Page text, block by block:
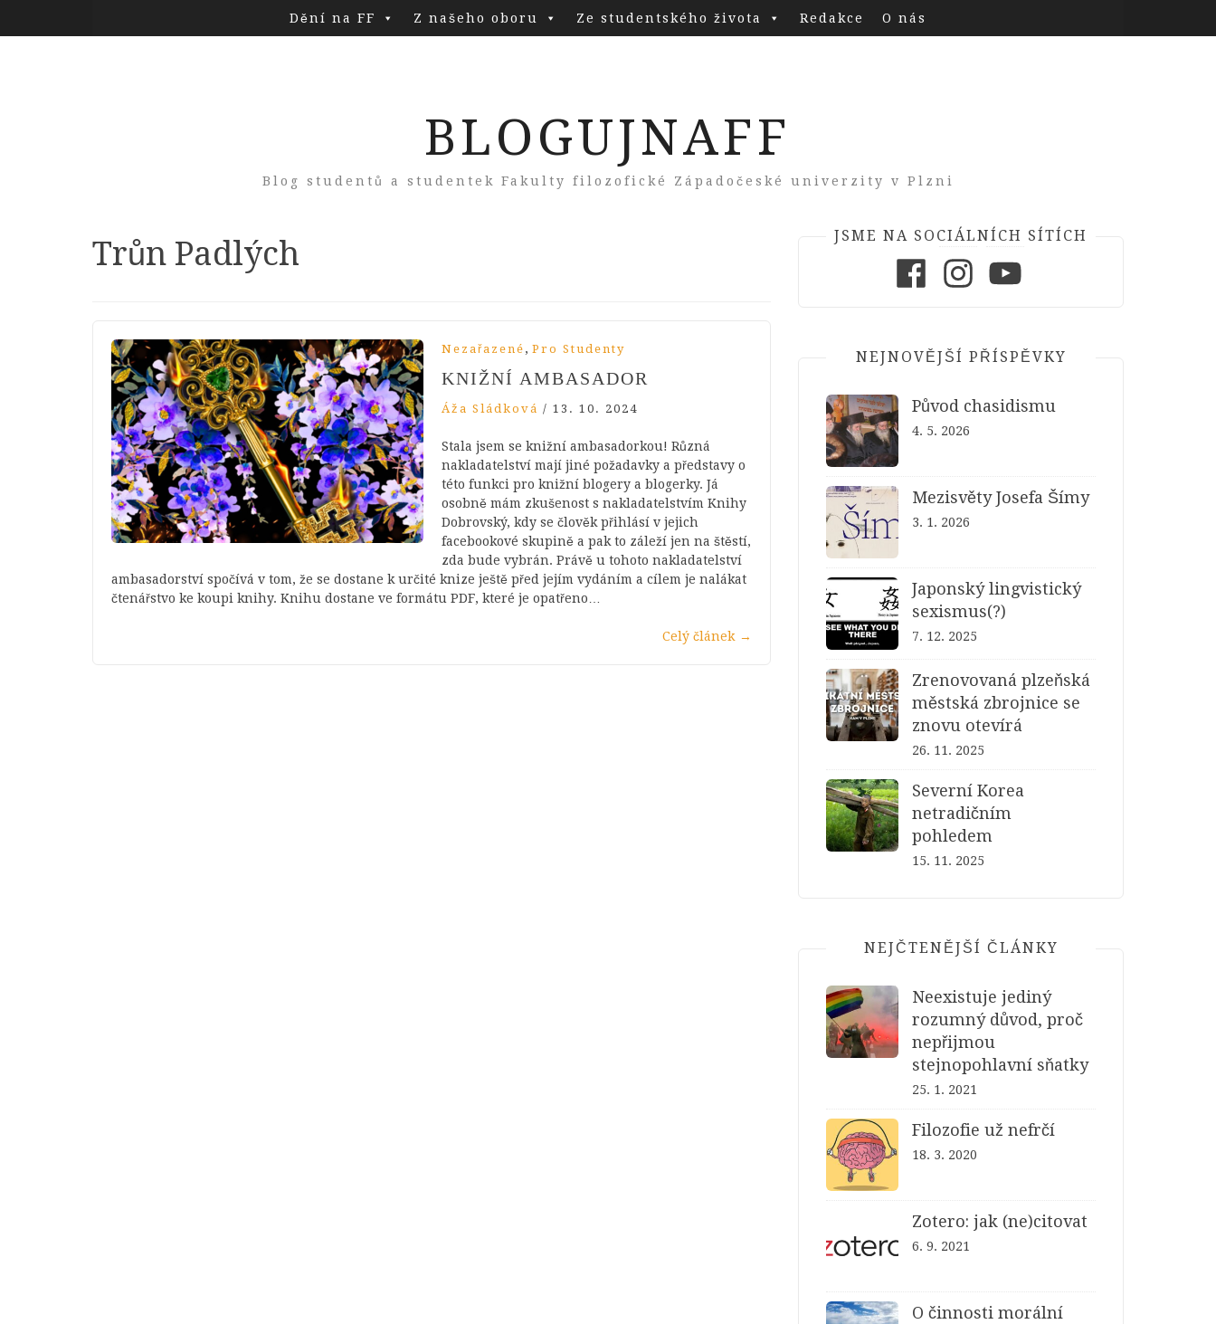
Dění na FF Z našeho oboru Ze studentského života Redakce O nás
BLOGUJNAFF
Blog studentů a studentek Fakulty filozofické Západočeské univerzity v Plzni
Tag:
Trůn Padlých
Nezařazené , Pro Studenty
KNIŽNÍ AMBASADOR
Áža Sládková / 13. 10. 2024
Stala jsem se knižní ambasadorkou! Různá
nakladatelství mají jiné požadavky a představy o
této funkci pro knižní blogery a blogerky. Já
osobně mám zkušenost s nakladatelstvím Knihy
Dobrovský, kdy se člověk přihlásí v jejich
facebookové skupině a pak to záleží jen na štěstí,
zda bude vybrán. Právě u tohoto nakladatelství
ambasadorství spočívá v tom, že se dostane k určité knize ještě před jejím vydáním a cílem je nalákat
čtenářstvo ke koupi knihy. Knihu dostane ve formátu PDF, které je opatřeno…
Celý článek →
JSME NA SOCIÁLNÍCH SÍTÍCH
NEJNOVĚJŠÍ PŘÍSPĚVKY
Původ chasidismu
4. 5. 2026
Mezisvěty Josefa Šímy
3. 1. 2026
Japonský lingvistický
sexismus(?)
7. 12. 2025
Zrenovovaná plzeňská
městská zbrojnice se
znovu otevírá
26. 11. 2025
Severní Korea
netradičním
pohledem
15. 11. 2025
NEJČTENĚJŠÍ ČLÁNKY
Neexistuje jediný
rozumný důvod, proč
nepřijmou
stejnopohlavní sňatky
25. 1. 2021
Filozofie už nefrčí
18. 3. 2020
Zotero: jak (ne)citovat
6. 9. 2021
O činnosti morální